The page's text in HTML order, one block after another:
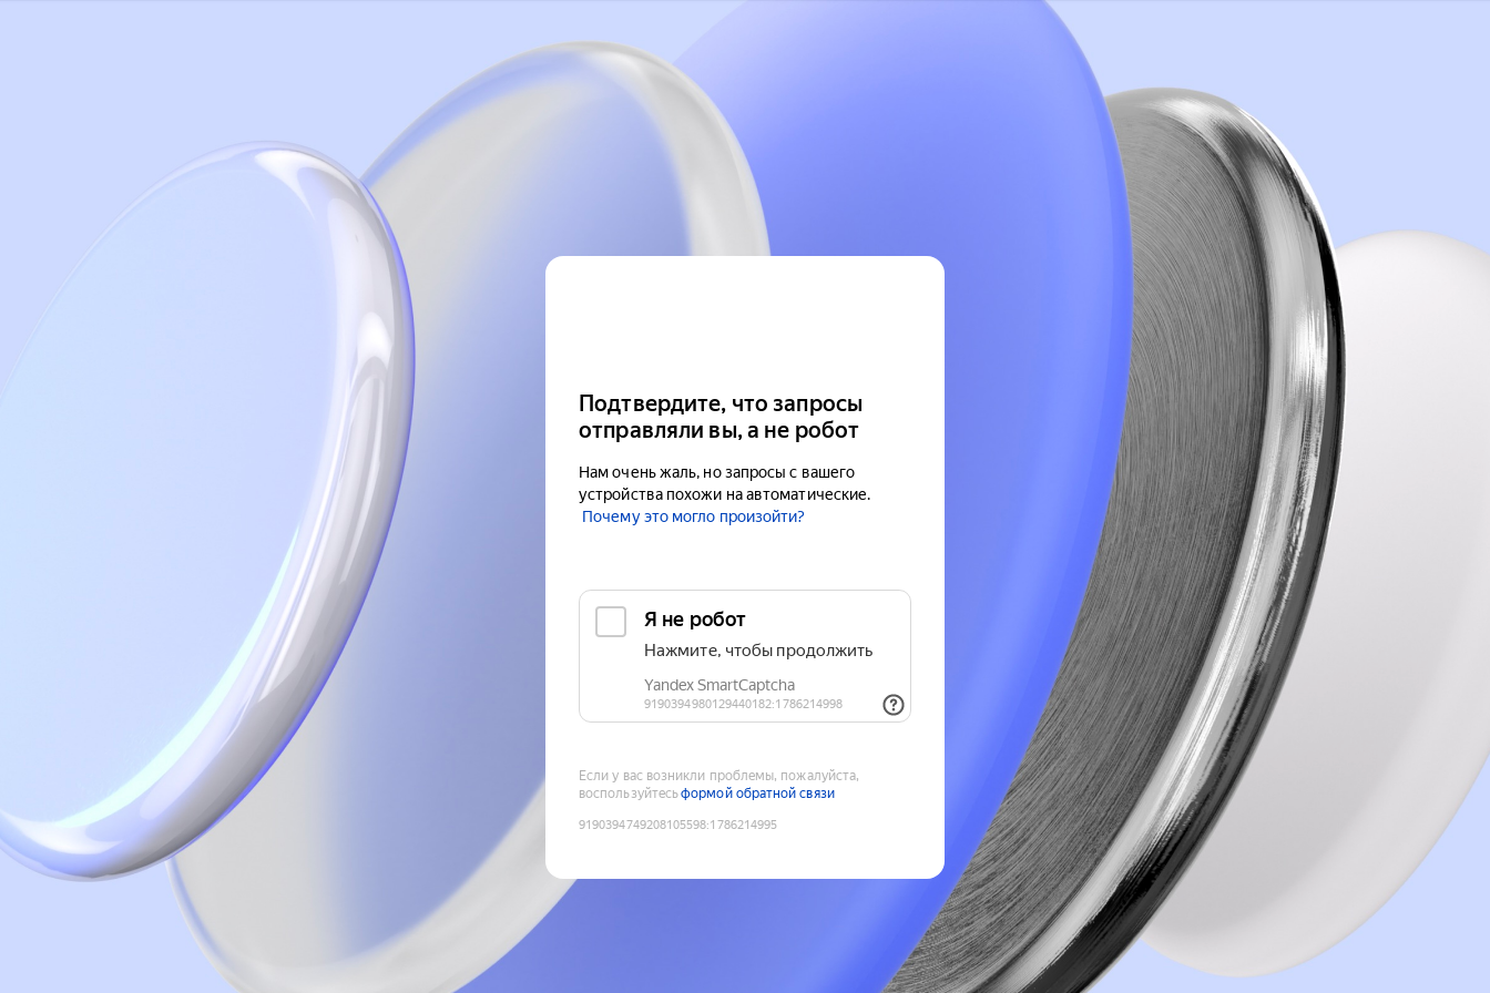
Подтвердите, что запросы
отправляли вы, а не робот
Нам очень жаль, но запросы с вашего
устройства похожи на автоматические.
Почему это могло произойти?
Если у вас возникли проблемы, пожалуйста,
воспользуйтесьформой обратной связи
9190394749208105598:1786214995